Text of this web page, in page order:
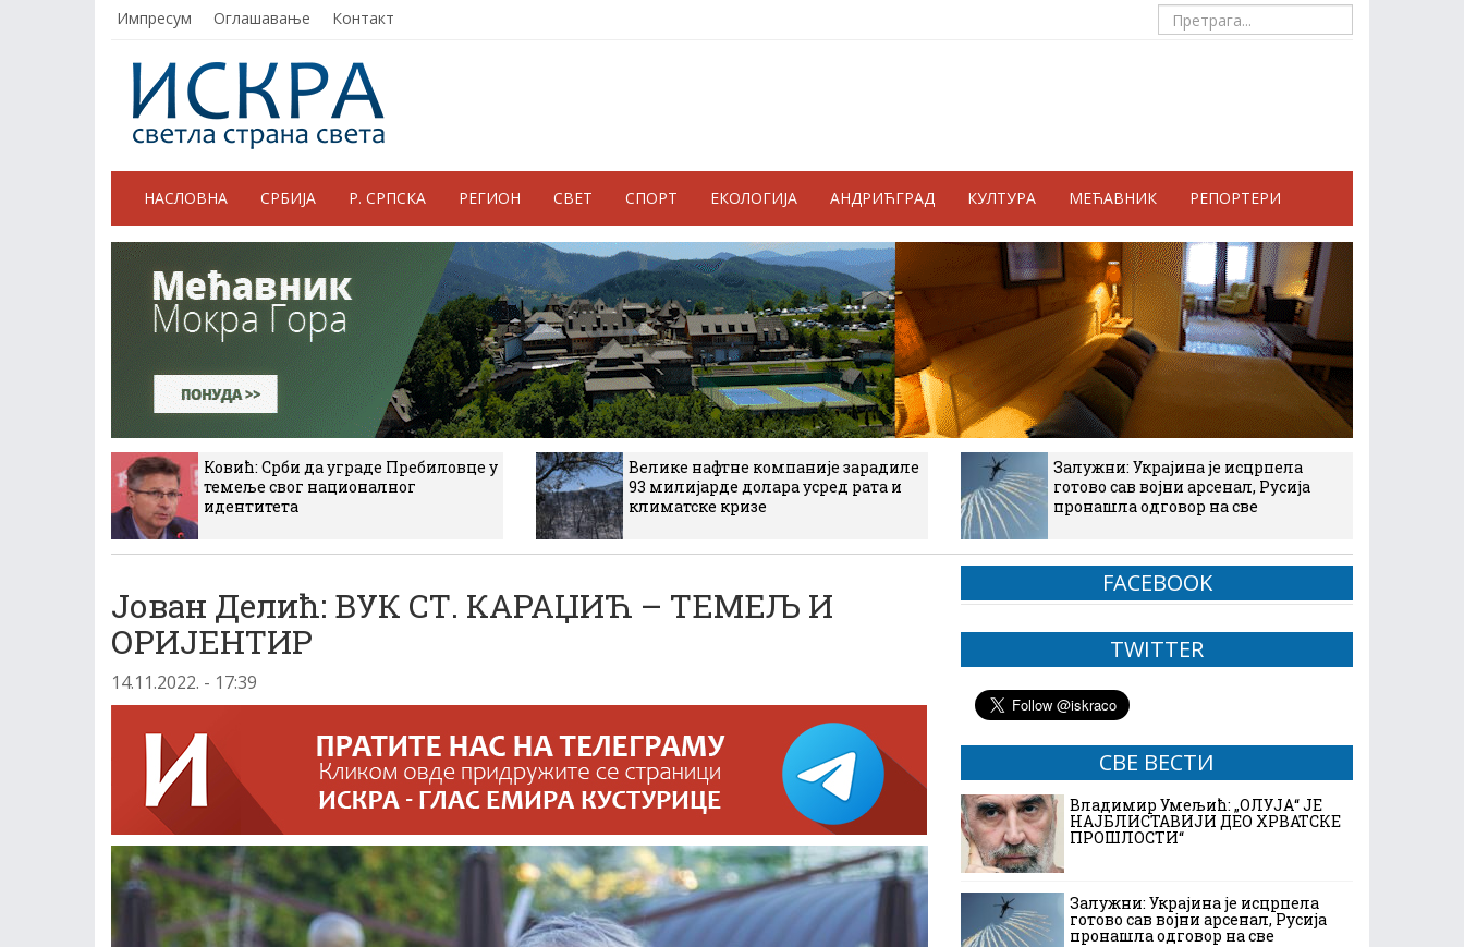
Импресум Оглашавање Контакт
НАСЛОВНА СРБИЈА Р. СРПСКА РЕГИОН СВЕТ СПОРТ ЕКОЛОГИЈА АНДРИЋГРАД КУЛТУРА МЕЋАВНИК РЕПОРТЕРИ
Ковић: Срби да уграде Пребиловце у
темеље свог националног
идентитета
Велике нафтне компаније зарадиле
93 милијарде долара усред рата и
климатске кризе
Залужни: Украјина је исцрпела
готово сав војни арсенал, Русија
пронашла одговор на све
Јован Делић: ВУК СТ. КАРАЏИЋ – ТЕМЕЉ И
ОРИЈЕНТИР
14.11.2022. - 17:39
FACEBOOK
TWITTER
СВЕ ВЕСТИ
Владимир Умељић: „ОЛУЈА“ ЈЕ
НАЈБЛИСТАВИЈИ ДЕО ХРВАТСКЕ
ПРОШЛОСТИ“
Залужни: Украјина је исцрпела
готово сав војни арсенал, Русија
пронашла одговор на све